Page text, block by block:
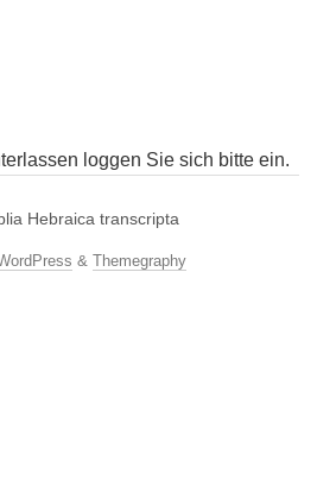
loggen Sie sich bitte ein.
Hebraica transcripta
& Themegraphy